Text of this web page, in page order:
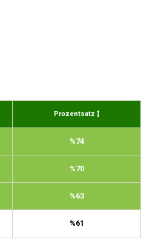
Prozentsatz
%74
%70
%63
%61